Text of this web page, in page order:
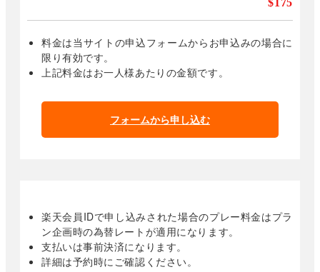
料金は当サイトの申込フォームからお申込みの場合に
限り有効です。
上記料金はお一人様あたりの金額です。
フォームから申し込む
楽天会員IDで申し込みされた場合のプレー料金はプラ
ン企画時の為替レートが適用になります。
支払いは事前決済になります。
詳細は予約時にご確認ください。